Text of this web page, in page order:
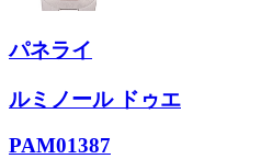
パネライ
ルミノール ドゥエ
PAM01387